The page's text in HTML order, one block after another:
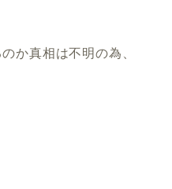
か真相は不明の為、